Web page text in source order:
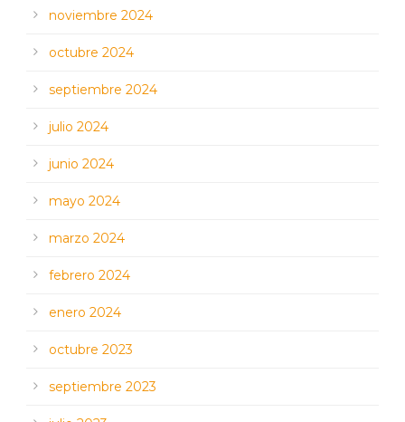
noviembre 2024
octubre 2024
septiembre 2024
julio 2024
junio 2024
mayo 2024
marzo 2024
febrero 2024
enero 2024
octubre 2023
septiembre 2023